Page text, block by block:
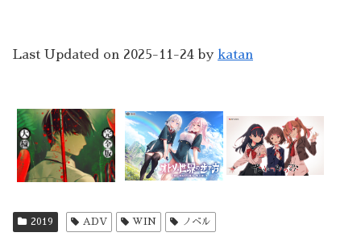
Last Updated on 2025-11-24 by katan
2019 ADV WIN ノベル